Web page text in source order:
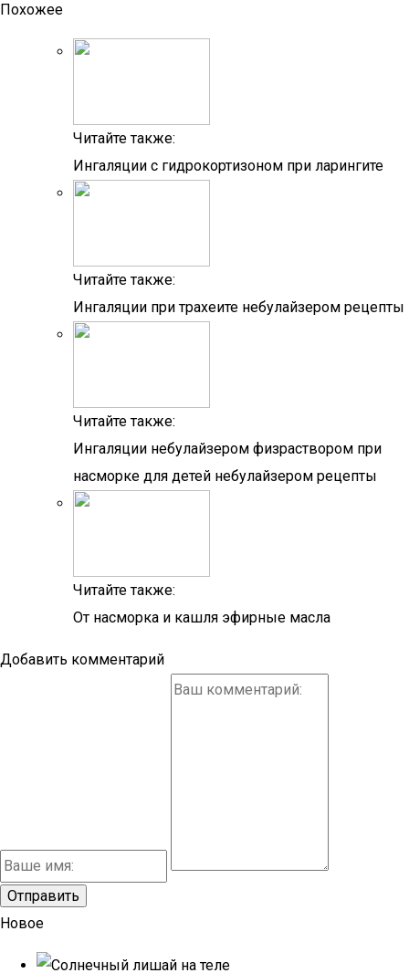
Похожее
Читайте также:
Ингаляции с гидрокортизоном при ларингите
Читайте также:
Ингаляции при трахеите небулайзером рецепты
Читайте также:
Ингаляции небулайзером физраствором при
насморке для детей небулайзером рецепты
Читайте также:
От насморка и кашля эфирные масла
Добавить комментарий
Новое